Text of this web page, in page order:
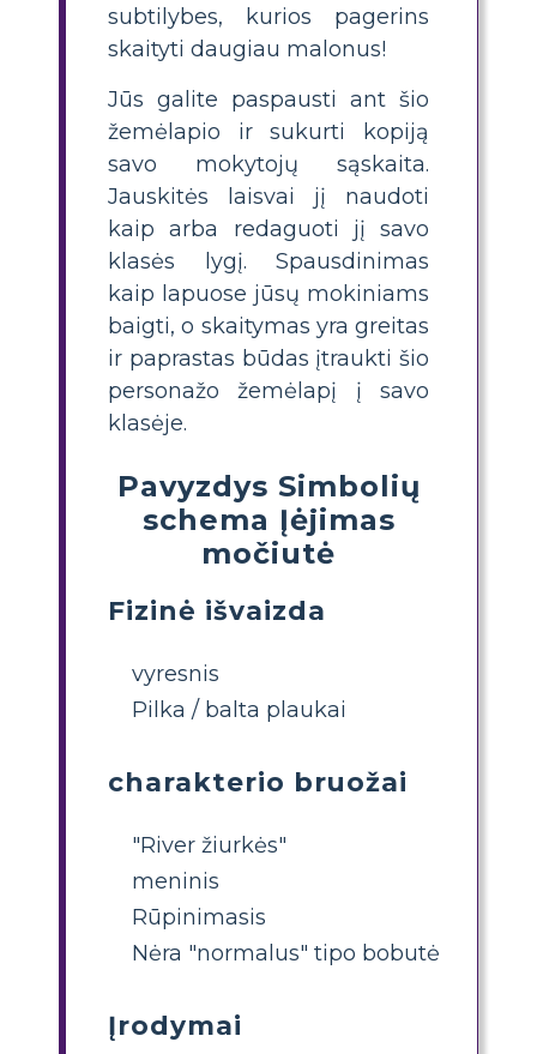
subtilybes, kurios pagerins
skaityti daugiau malonus!
Jūs galite paspausti ant šio
žemėlapio ir sukurti kopiją
savo mokytojų sąskaita.
Jauskitės laisvai jį naudoti
kaip arba redaguoti jį savo
klasės lygį. Spausdinimas
kaip lapuose jūsų mokiniams
baigti, o skaitymas yra greitas
ir paprastas būdas įtraukti šio
personažo žemėlapį į savo
klasėje.
Pavyzdys Simbolių
schema Įėjimas
močiutė
Fizinė išvaizda
vyresnis
Pilka / balta plaukai
charakterio bruožai
"River žiurkės"
meninis
Rūpinimasis
Nėra "normalus" tipo bobutė
Įrodymai